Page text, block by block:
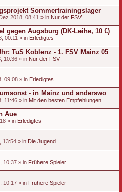
Sommertrainingslager
2018, 08:41 » in Nur der FSV
gegen Augsburg (DK-Leihe, 10 €)
00:11 » in Erledigtes
TuS Koblenz - 1. FSV Mainz 05
10:36 » in Nur der FSV
09:08 » in Erledigtes
- in Mainz und anderswo
11:46 » in Mit den besten Empfehlungen
Aue
» in Erledigtes
13:54 » in Die Jugend
10:37 » in Frühere Spieler
10:17 » in Frühere Spieler